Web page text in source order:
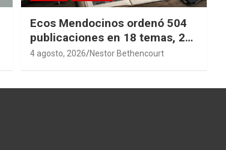
Ecos Mendocinos ordenó 504
publicaciones en 18 temas, 27
sagas y 14 índices para
4 agosto, 2026 Nestor Bethencourt